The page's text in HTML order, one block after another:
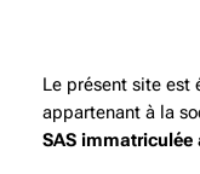
Le présent site est
appartenant à la
SAS immatriculée